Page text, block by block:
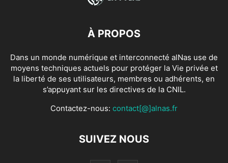
À PROPOS
Dans un monde numérique et interconnecté alNas use de
moyens techniques actuels pour protéger la Vie privée et
la liberté de ses utilisateurs, membres ou adhérents, en
s’appuyant sur les directives de la CNIL.
Contactez-nous: contact[@]alnas.fr
SUIVEZ NOUS